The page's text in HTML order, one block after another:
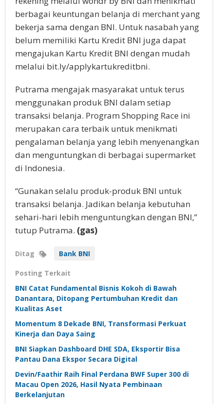
berbagai keuntungan belanja di merchant yang
bekerja sama dengan BNI. Untuk nasabah yang
belum memiliki Kartu Kredit BNI juga dapat
mengajukan Kartu Kredit BNI dengan mudah
melalui bit.ly/applykartukreditbni.
Putrama mengajak masyarakat untuk terus
menggunakan produk BNI dalam setiap
transaksi belanja. Program Shopping Race ini
merupakan cara terbaik untuk menikmati
pengalaman belanja yang lebih menyenangkan
dan menguntungkan di berbagai supermarket
di Indonesia.
“Gunakan selalu produk-produk BNI untuk
transaksi belanja. Jadikan belanja kebutuhan
sehari-hari lebih menguntungkan dengan BNI,”
tutup Putrama. (gas)
Ditag Bank BNI
Posting Terkait
BNI Catat Fundamental Bisnis Kokoh di Bawah
Danantara, Ditopang Pertumbuhan Kredit dan
Kualitas Aset
Momentum 8 Dekade BNI, Transformasi Perkuat
Kinerja dan Daya Saing
BNI Siapkan Dashboard DHE SDA, Eksportir Bisa
Pantau Dana Ekspor Secara Digital
Devin/Faathir Raih Final Perdana BWF Super 300 di
Macau Open 2026, Hasil Nyata Pembinaan
Berkelanjutan